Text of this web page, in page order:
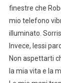
finestre che
mio telefono
illuminato.
Invece, lessi
Non aspettarti
la mia vita e la